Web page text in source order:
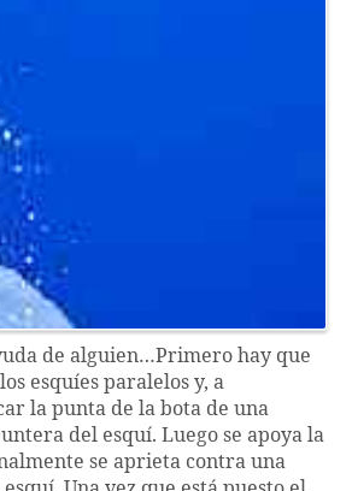
de alguien…Primero hay que
esquíes paralelos y, a
la punta de la bota de una
del esquí. Luego se apoya la
se aprieta contra una